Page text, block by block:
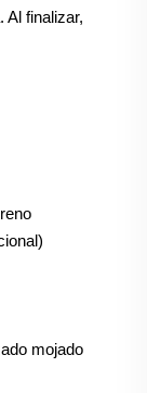
Al finalizar,
mojado